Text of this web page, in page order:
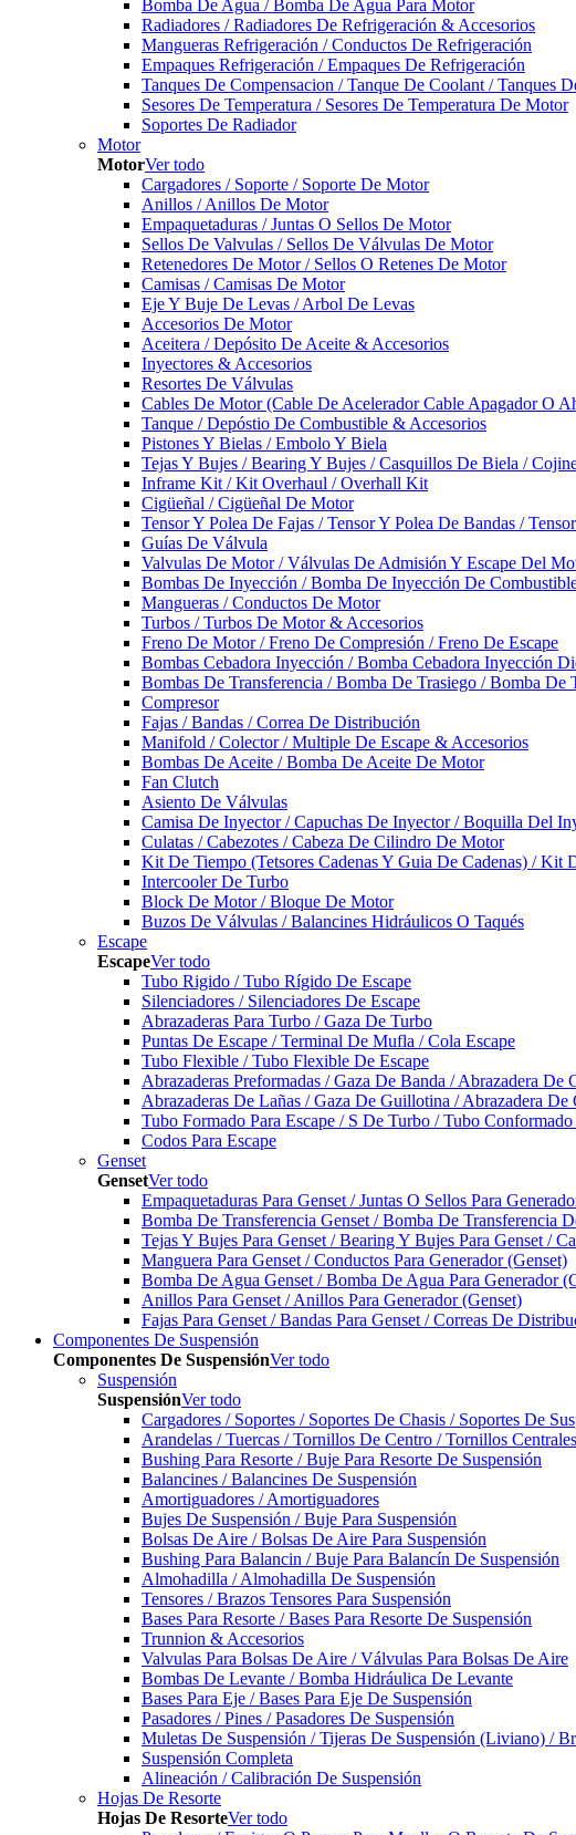
Bomba De Agua / Bomba De Agua Para Motor
Radiadores / Radiadores De Refrigeración & Accesorios
Mangueras Refrigeración / Conductos De Refrigeración
Empaques Refrigeración / Empaques De Refrigeración
Tanques De Compensacion / Tanque De Coolant / Tanques
Sesores De Temperatura / Sesores De Temperatura De Motor
Soportes De Radiador
Motor
MotorVer todo
Cargadores / Soporte / Soporte De Motor
Anillos / Anillos De Motor
Empaquetaduras / Juntas O Sellos De Motor
Sellos De Valvulas / Sellos De Válvulas De Motor
Retenedores De Motor / Sellos O Retenes De Motor
Camisas / Camisas De Motor
Eje Y Buje De Levas / Arbol De Levas
Accesorios De Motor
Aceitera / Depósito De Aceite & Accesorios
Inyectores & Accesorios
Resortes De Válvulas
Cables De Motor (Cable De Acelerador Cable Apagador O
Tanque / Depóstio De Combustible & Accesorios
Pistones Y Bielas / Embolo Y Biela
Tejas Y Bujes / Bearing Y Bujes / Casquillos De Biela /
Inframe Kit / Kit Overhaul / Overhall Kit
Cigüeñal / Cigüeñal De Motor
Tensor Y Polea De Fajas / Tensor Y Polea De Bandas /
Guías De Válvula
Valvulas De Motor / Válvulas De Admisión Y Escape Del
Bombas De Inyección / Bomba De Inyección De
Mangueras / Conductos De Motor
Turbos / Turbos De Motor & Accesorios
Freno De Motor / Freno De Compresión / Freno De Escape
Bombas Cebadora Inyección / Bomba Cebadora Inyección
Bombas De Transferencia / Bomba De Trasiego / Bomba De
Compresor
Fajas / Bandas / Correa De Distribución
Manifold / Colector / Multiple De Escape & Accesorios
Bombas De Aceite / Bomba De Aceite De Motor
Fan Clutch
Asiento De Válvulas
Camisa De Inyector / Capuchas De Inyector / Boquilla Del
Culatas / Cabezotes / Cabeza De Cilindro De Motor
Kit De Tiempo (Tetsores Cadenas Y Guia De Cadenas) / Kit
Intercooler De Turbo
Block De Motor / Bloque De Motor
Buzos De Válvulas / Balancines Hidráulicos O Taqués
Escape
EscapeVer todo
Tubo Rigido / Tubo Rígido De Escape
Silenciadores / Silenciadores De Escape
Abrazaderas Para Turbo / Gaza De Turbo
Puntas De Escape / Terminal De Mufla / Cola Escape
Tubo Flexible / Tubo Flexible De Escape
Abrazaderas Preformadas / Gaza De Banda / Abrazadera De
Abrazaderas De Lañas / Gaza De Guillotina / Abrazadera De
Tubo Formado Para Escape / S De Turbo / Tubo Conformado
Codos Para Escape
Genset
GensetVer todo
Empaquetaduras Para Genset / Juntas O Sellos Para
Bomba De Transferencia Genset / Bomba De Transferencia
Tejas Y Bujes Para Genset / Bearing Y Bujes Para Genset /
Manguera Para Genset / Conductos Para Generador (Genset)
Bomba De Agua Genset / Bomba De Agua Para Generador
Anillos Para Genset / Anillos Para Generador (Genset)
Fajas Para Genset / Bandas Para Genset / Correas De
Componentes De Suspensión
Componentes De SuspensiónVer todo
Suspensión
SuspensiónVer todo
Cargadores / Soportes / Soportes De Chasis / Soportes De
Arandelas / Tuercas / Tornillos De Centro / Tornillos
Bushing Para Resorte / Buje Para Resorte De Suspensión
Balancines / Balancines De Suspensión
Amortiguadores / Amortiguadores
Bujes De Suspensión / Buje Para Suspensión
Bolsas De Aire / Bolsas De Aire Para Suspensión
Bushing Para Balancin / Buje Para Balancín De Suspensión
Almohadilla / Almohadilla De Suspensión
Tensores / Brazos Tensores Para Suspensión
Bases Para Resorte / Bases Para Resorte De Suspensión
Trunnion & Accesorios
Valvulas Para Bolsas De Aire / Válvulas Para Bolsas De Aire
Bombas De Levante / Bomba Hidráulica De Levante
Bases Para Eje / Bases Para Eje De Suspensión
Pasadores / Pines / Pasadores De Suspensión
Muletas De Suspensión / Tijeras De Suspensión (Liviano) /
Suspensión Completa
Alineación / Calibración De Suspensión
Hojas De Resorte
Hojas De ResorteVer todo